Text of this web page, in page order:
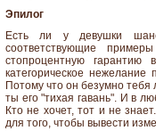
Эпилог
Есть ли у девушки
соответствующие
стопроцентную
категорическое нежелание
Потому что он безумно
ты его "тихая гавань". И в
Кто не хочет, тот и не
для того, чтобы вывести